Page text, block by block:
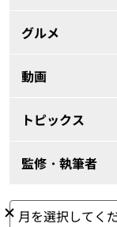
グルメ
動画
トピックス
監修・執筆者